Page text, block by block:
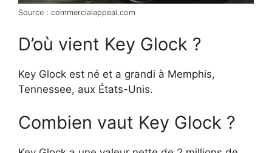
Source : commercialappeal.com
D’où vient Key Glock ?
Key Glock est né et a grandi à Memphis,
Tennessee, aux États-Unis.
Combien vaut Key Glock ?